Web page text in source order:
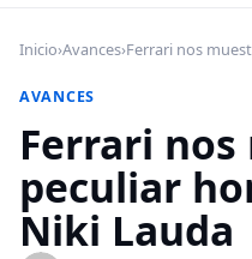
Inicio›Avances›Ferrari nos
AVANCES
Ferrari
peculiar
Niki Lauda